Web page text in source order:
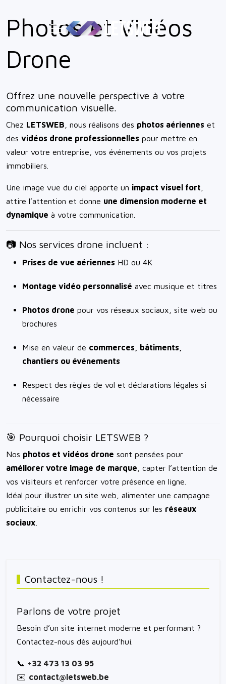
Mobile Menu Toggle
Photos et Vidéos
Drone
Offrez une nouvelle perspective à votre
communication visuelle.
Chez LETSWEB , nous réalisons des photos aériennes et
des vidéos drone professionnelles pour mettre en
valeur votre entreprise, vos événements ou vos projets
immobiliers.
Une image vue du ciel apporte un impact visuel fort
attire l’attention et donne une dimension moderne et
dynamique à votre communication.
📷 Nos services drone incluent :
Prises de vue aériennes HD ou 4K
Montage vidéo personnalisé avec musique et titres
Photos drone pour vos réseaux sociaux, site web ou
brochures
Mise en valeur de commerces, bâtiments,
chantiers ou événements
Respect des règles de vol et déclarations légales si
nécessaire
🎯 Pourquoi choisir LETSWEB ?
Nos photos et vidéos drone sont pensées pour
améliorer votre image de marque , capter l’attention de
vos visiteurs et renforcer votre présence en ligne.
Idéal pour illustrer un site web, alimenter une campagne
publicitaire ou enrichir vos contenus sur les réseaux
sociaux
Contactez-nous !
Parlons de votre projet
Besoin d’un site internet moderne et performant ?
Contactez-nous dès aujourd’hui.
📞 +32 473 13 03 95
✉️ contact@letsweb.be